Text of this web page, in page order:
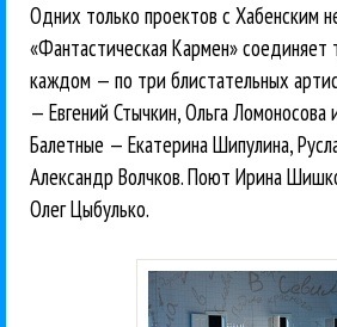
Одних только проектов с Хабенским
«Фантастическая Кармен» соединяет
каждом — по три блистательных
— Евгений Стычкин, Ольга
Балетные — Екатерина Шипулина,
Александр Волчков. Поют Ирина
Олег Цыбулько.